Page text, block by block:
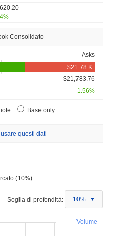
Consolidato
Asks
$21,783.76
1.56%
Base only
questi dati
(10%):
Soglia di profondità: 10%
Volume